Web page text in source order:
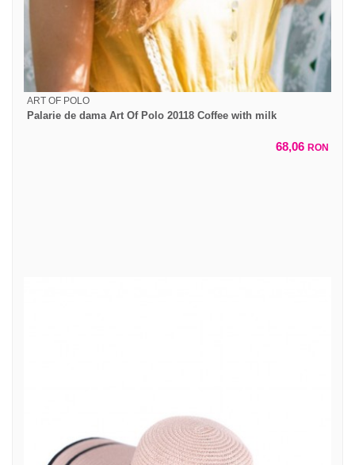
ART OF POLO
Palarie de dama Art Of Polo 20118 Coffee with milk
68,06 RON